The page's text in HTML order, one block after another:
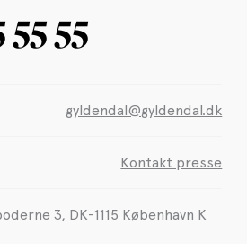
55 55
gyldendal@gyldendal.dk
Kontakt presse
3, DK-1115 København K